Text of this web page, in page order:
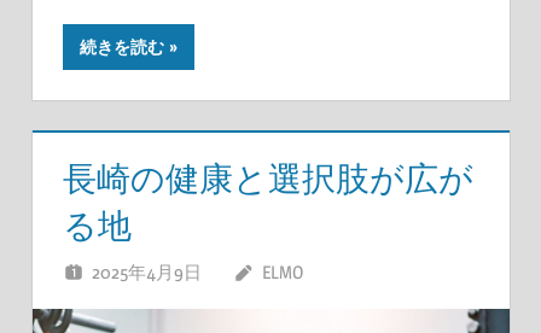
続きを読む
長崎の健康と選択肢が広が
る地
2025年4月9日 ELMO